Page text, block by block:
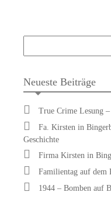
Neueste Beiträge
True Crime Lesung
Fa. Kirsten in
Geschichte
Firma Kirsten in
Familientag auf dem
1944 – Bomben auf